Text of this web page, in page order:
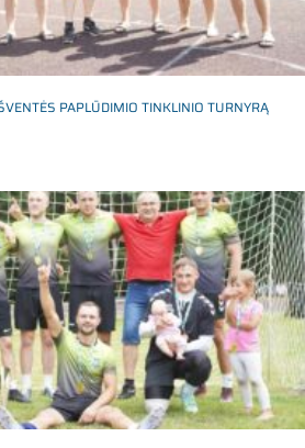
PAPLŪDIMIO TINKLINIO TURNYRĄ